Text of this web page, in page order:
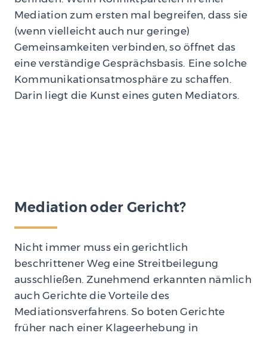
Mediation zum ersten mal begreifen, dass sie
(wenn vielleicht auch nur geringe)
Gemeinsamkeiten verbinden, so öffnet das
eine verständige Gesprächsbasis. Eine solche
Kommunikationsatmosphäre zu schaffen.
Darin liegt die Kunst eines guten Mediators.
Mediation oder Gericht?
Nicht immer muss ein gerichtlich
beschrittener Weg eine Streitbeilegung
ausschließen. Zunehmend erkannten nämlich
auch Gerichte die Vorteile des
Mediationsverfahrens. So boten Gerichte
früher nach einer Klageerhebung in